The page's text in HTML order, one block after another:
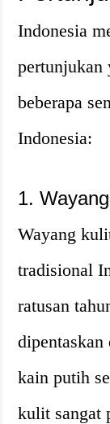
Indonesia
pertunjukan
beberapa
Indonesia:
1.
Wayang
tradisional
ratusan
dipentaskan
kain putih
kulit sangat